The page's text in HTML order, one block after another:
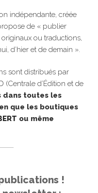
indépendante, créée
de « publier
ou traductions,
d’hier et de demain ».
sont distribués par
(Centrale d’Édition et de
dans toutes les
que les boutiques
ou même
!